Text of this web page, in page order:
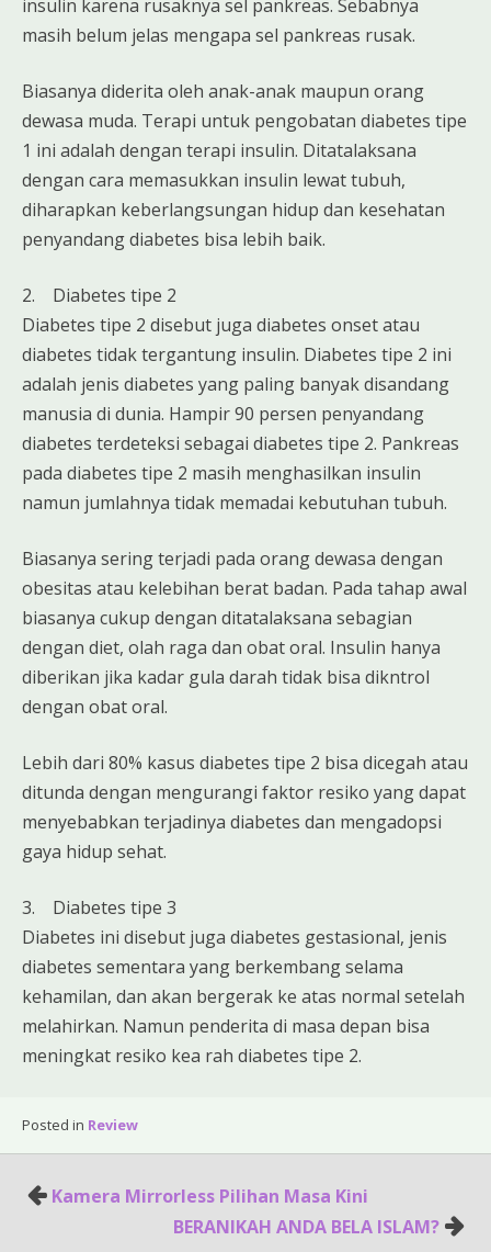
insulin karena rusaknya sel pankreas. Sebabnya
masih belum jelas mengapa sel pankreas rusak.
Biasanya diderita oleh anak-anak maupun orang
dewasa muda. Terapi untuk pengobatan diabetes tipe
1 ini adalah dengan terapi insulin. Ditatalaksana
dengan cara memasukkan insulin lewat tubuh,
diharapkan keberlangsungan hidup dan kesehatan
penyandang diabetes bisa lebih baik.
2. Diabetes tipe 2
Diabetes tipe 2 disebut juga diabetes onset atau
diabetes tidak tergantung insulin. Diabetes tipe 2 ini
adalah jenis diabetes yang paling banyak disandang
manusia di dunia. Hampir 90 persen penyandang
diabetes terdeteksi sebagai diabetes tipe 2. Pankreas
pada diabetes tipe 2 masih menghasilkan insulin
namun jumlahnya tidak memadai kebutuhan tubuh.
Biasanya sering terjadi pada orang dewasa dengan
obesitas atau kelebihan berat badan. Pada tahap awal
biasanya cukup dengan ditatalaksana sebagian
dengan diet, olah raga dan obat oral. Insulin hanya
diberikan jika kadar gula darah tidak bisa dikntrol
dengan obat oral.
Lebih dari 80% kasus diabetes tipe 2 bisa dicegah atau
ditunda dengan mengurangi faktor resiko yang dapat
menyebabkan terjadinya diabetes dan mengadopsi
gaya hidup sehat.
3. Diabetes tipe 3
Diabetes ini disebut juga diabetes gestasional, jenis
diabetes sementara yang berkembang selama
kehamilan, dan akan bergerak ke atas normal setelah
melahirkan. Namun penderita di masa depan bisa
meningkat resiko kea rah diabetes tipe 2.
Posted in Review
PostKamera Mirrorless Pilihan Masa Kini
BERANIKAH ANDA BELA ISLAM?